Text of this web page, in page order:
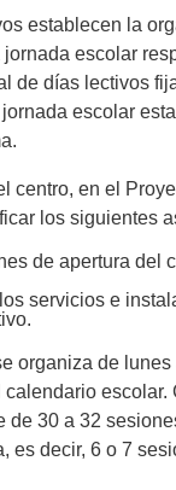
establecen la
escolar
de días lectivos
escolar
centro, en el
los siguientes
de apertura del
servicios e
organiza de
escolar.
de 30 a 32
es decir, 6 o 7